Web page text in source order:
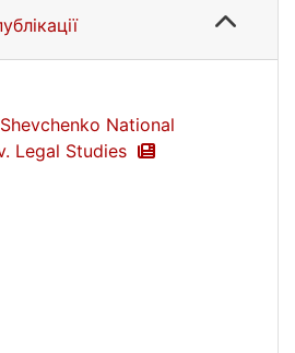
National
Legal Studies